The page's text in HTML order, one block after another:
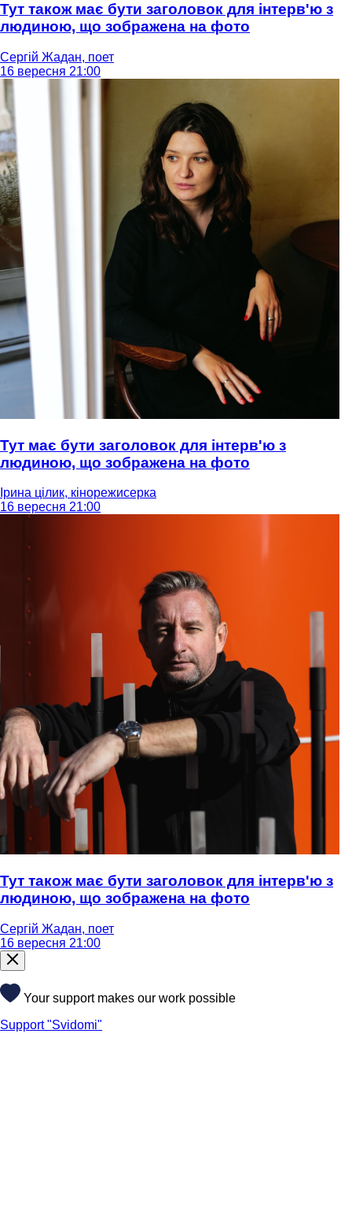
Тут також має бути заголовок для інтерв'ю з
людиною, що зображена на фото
Сергій Жадан, поет
16 вересня 21:00
Тут має бути заголовок для інтерв'ю з
людиною, що зображена на фото
Ірина цілик, кінорежисерка
16 вересня 21:00
Тут також має бути заголовок для інтерв'ю з
людиною, що зображена на фото
Сергій Жадан, поет
16 вересня 21:00
Your support makes our work possible
Support "Svidomi"